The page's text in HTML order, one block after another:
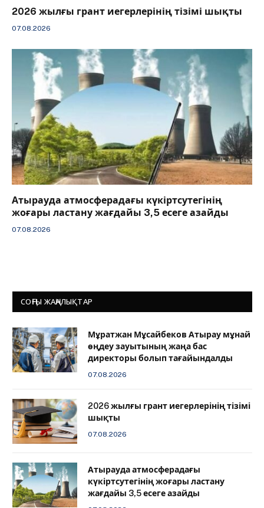
2026 жылғы грант иегерлерінің тізімі шықты
07.08.2026
Атырауда атмосферадағы күкіртсутегінің
жоғары ластану жағдайы 3,5 есеге азайды
07.08.2026
СОҢҒЫ ЖАҢАЛЫҚТАР
Мұратжан Мұсайбеков Атырау мұнай
өңдеу зауытының жаңа бас
директоры болып тағайындалды
07.08.2026
2026 жылғы грант иегерлерінің тізімі
шықты
07.08.2026
Атырауда атмосферадағы
күкіртсутегінің жоғары ластану
жағдайы 3,5 есеге азайды